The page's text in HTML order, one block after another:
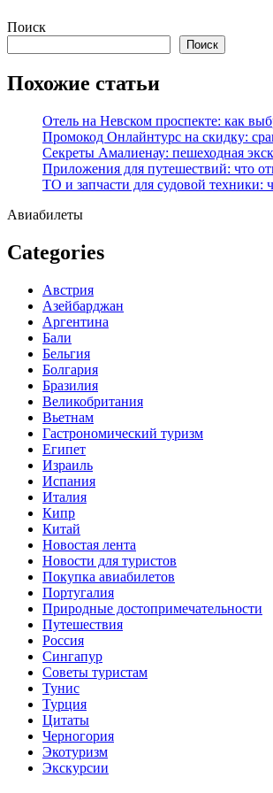
Перейти
содержимому
Поиск
Поиск
Похожие статьи
Отель на Невском проспекте: как
Промокод Онлайнтурс на скидку:
Секреты Амалиенау: пешеходная
Приложения для путешествий: что
ТО и запчасти для судовой техники:
Авиабилеты
Categories
Австрия
Азейбарджан
Аргентина
Бали
Бельгия
Болгария
Бразилия
Великобритания
Вьетнам
Гастрономический туризм
Египет
Израиль
Испания
Италия
Кипр
Китай
Новостая лента
Новости для туристов
Покупка авиабилетов
Португалия
Природные достопримечательности
Путешествия
Россия
Сингапур
Советы туристам
Тунис
Турция
Цитаты
Черногория
Экотуризм
Экскурсии